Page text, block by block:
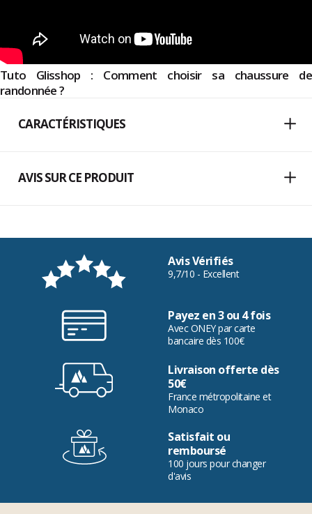
Tuto Glisshop : Comment choisir sa chaussure de
randonnée ?
CARACTÉRISTIQUES
AVIS SUR CE PRODUIT
Avis Vérifiés
9,7/10 - Excellent
Payez en 3 ou 4 fois
Avec ONEY par carte
bancaire dès 100€
Livraison offerte dès
50€
France métropolitaine et
Monaco
Satisfait ou
remboursé
100 jours pour changer
d'avis